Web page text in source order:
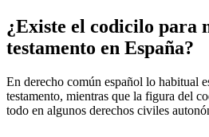
¿Existe el codicilo para
testamento en España?
En derecho común español lo habitual
testamento, mientras que la figura del
todo en algunos derechos civiles